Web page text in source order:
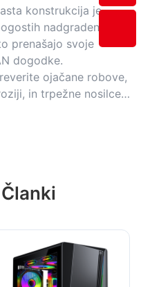
konstrukcija je
nadgradenj
prenašajo svoje
dogodke.
ojačane robove,
in trpežne nosilce